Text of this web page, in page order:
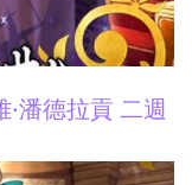
潘德拉貢 二週